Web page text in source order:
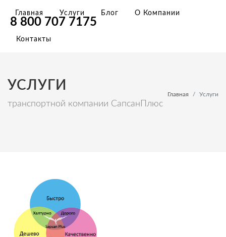
8 800 707 7175
Главная Услуги Блог О Компании
Контакты
УСЛУГИ
транспортной компании СапсанПлюс
Главная Услуги